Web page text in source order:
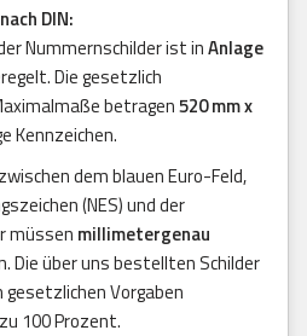
DIN:
Nummernschilder ist inAnlage
Die gesetzlich
betragen520 mm x
Kennzeichen.
dem blauen Euro-Feld,
(NES) und der
müssen millimetergenau
Die über uns bestellten Schilder
Vorgaben
100 Prozent.